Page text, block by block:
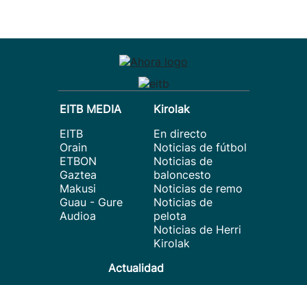
EITB MEDIA
EITB
Orain
ETBON
Gaztea
Makusi
Guau - Gure
Audioa
Kirolak
En directo
Noticias de fútbol
Noticias de
baloncesto
Noticias de remo
Noticias de
pelota
Noticias de Herri
Kirolak
Actualidad